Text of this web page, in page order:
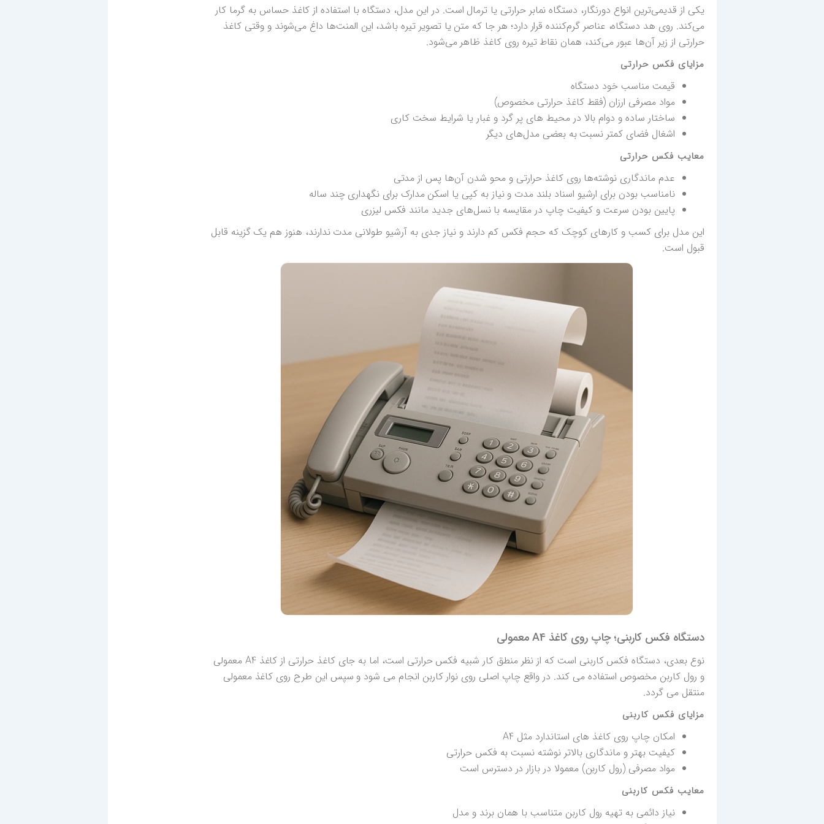
یکی از قدیمی‌ترین انواع دورنگار، دستگاه نمابر حرارتی یا ترمال است. در این مدل، دستگاه با استفاده از کاغذ حساس به گرما کار
می‌کند. روی هد دستگاه، عناصر گرم‌کننده قرار دارد؛ هر جا که متن یا تصویر تیره باشد، این المنت‌ها داغ می‌شوند و وقتی کاغذ
حرارتی از زیر آن‌ها عبور می‌کند، همان نقاط تیره روی کاغذ ظاهر می‌شود.
مزایای فکس حرارتی
قیمت مناسب خود دستگاه
مواد مصرفی ارزان (فقط کاغذ حرارتی مخصوص)
ساختار ساده و دوام بالا در محیط های پر گرد و غبار یا شرایط سخت کاری
اشغال فضای کمتر نسبت به بعضی مدل‌های دیگر
معایب فکس حرارتی
عدم ماندگاری نوشته‌ها روی کاغذ حرارتی و محو شدن آن‌ها پس از مدتی
نامناسب بودن برای ارشیو اسناد بلند مدت و نیاز به کپی یا اسکن مدارک برای نگهداری چند ساله
پایین بودن سرعت و کیفیت چاپ در مقایسه با نسل‌های جدید مانند فکس لیزری
این مدل برای کسب و کارهای کوچک که حجم فکس کم دارند و نیاز جدی به آرشیو طولانی مدت ندارند، هنوز هم یک گزینه قابل
قبول است.
دستگاه فکس کاربنی؛ چاپ روی کاغذ A4 معمولی
نوع بعدی، دستگاه فکس کاربنی است که از نظر منطق کار شبیه فکس حرارتی است، اما به جای کاغذ حرارتی از کاغذ A4 معمولی
و رول کاربن مخصوص استفاده می کند. در واقع چاپ اصلی روی نوار کاربن انجام می شود و سپس این طرح روی کاغذ معمولی
منتقل می گردد.
مزایای فکس کاربنی
امکان چاپ روی کاغذ های استاندارد مثل A4
کیفیت بهتر و ماندگاری بالاتر نوشته نسبت به فکس حرارتی
مواد مصرفی (رول کاربن) معمولا در بازار در دسترس است
معایب فکس کاربنی
نیاز دائمی به تهیه رول کاربن متناسب با همان برند و مدل